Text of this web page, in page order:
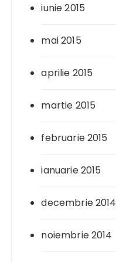
iunie 2015
mai 2015
aprilie 2015
martie 2015
februarie 2015
ianuarie 2015
decembrie 2014
noiembrie 2014